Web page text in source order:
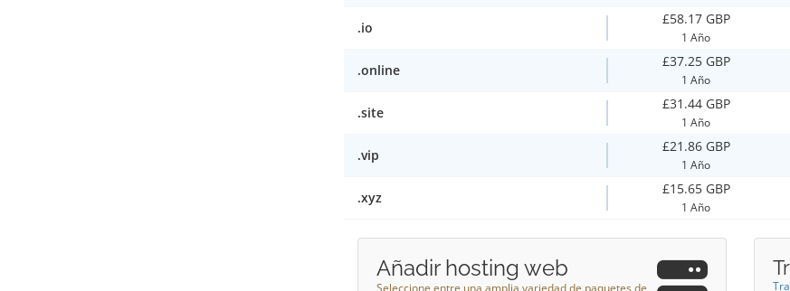
.io
£58.17 GBP
1 Año
.online
£37.25 GBP
1 Año
.site
£31.44 GBP
1 Año
.vip
£21.86 GBP
1 Año
.xyz
£15.65 GBP
1 Año
Añadir hosting web
Seleccione entre una amplia variedad de paquetes de